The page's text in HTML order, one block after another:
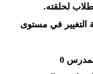
لحلقته.
التغيير في مستوى
0